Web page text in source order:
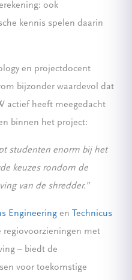
ook
kennis spelen daarin
en projectdocent
bijzonder waardevol dat
actief heeft meegedacht
binnen het project:
studenten enorm bij het
keuzes rondom de
van de shredder.”
Engineering en Technicus
regiovoorzieningen met
– biedt de
voor toekomstige